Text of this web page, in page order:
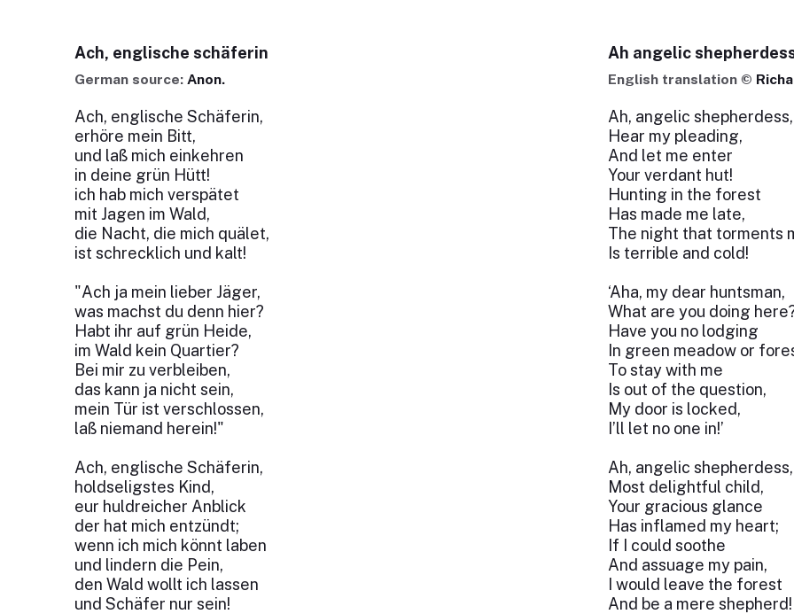
Ach, englische schäferin
German source: Anon.
Ach, englische Schäferin,
erhöre mein Bitt,
und laß mich einkehren
in deine grün Hütt!
ich hab mich verspätet
mit Jagen im Wald,
die Nacht, die mich quälet,
ist schrecklich und kalt!
"Ach ja mein lieber Jäger,
was machst du denn hier?
Habt ihr auf grün Heide,
im Wald kein Quartier?
Bei mir zu verbleiben,
das kann ja nicht sein,
mein Tür ist verschlossen,
laß niemand herein!"
Ach, englische Schäferin,
holdseligstes Kind,
eur huldreicher Anblick
der hat mich entzündt;
wenn ich mich könnt laben
und lindern die Pein,
den Wald wollt ich lassen
und Schäfer nur sein!
Ah angelic
English translation ©
Ah, angelic shepherdess,
Hear my pleading,
And let me enter
Your verdant hut!
Hunting in the forest
Has made me late,
The night that torments
Is terrible and cold!
‘Aha, my dear huntsman,
What are you doing
Have you no lodging
In green meadow or
To stay with me
Is out of the question,
My door is locked,
I’ll let no one in!’
Ah, angelic shepherdess,
Most delightful child,
Your gracious glance
Has inflamed my heart;
If I could soothe
And assuage my pain,
I would leave the forest
And be a mere shepherd!